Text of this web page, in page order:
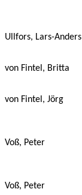
Ullfors, Lars-Anders
von Fintel, Britta
von Fintel, Jörg
Voß, Peter
Voß, Peter